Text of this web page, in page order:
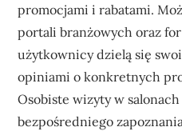
promocjami i rabatami.
portali branżowych oraz
użytkownicy dzielą się
opiniami o konkretnych
Osobiste wizyty w
bezpośredniego